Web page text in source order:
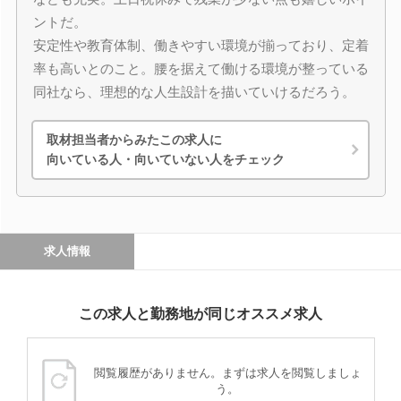
ントだ。
安定性や教育体制、働きやすい環境が揃っており、定着
率も高いとのこと。腰を据えて働ける環境が整っている
同社なら、理想的な人生設計を描いていけるだろう。
取材担当者からみたこの求人に
向いている人・向いていない人をチェック
求人情報
この求人と勤務地が同じオススメ求人
閲覧履歴がありません。まずは求人を閲覧しましょ
う。